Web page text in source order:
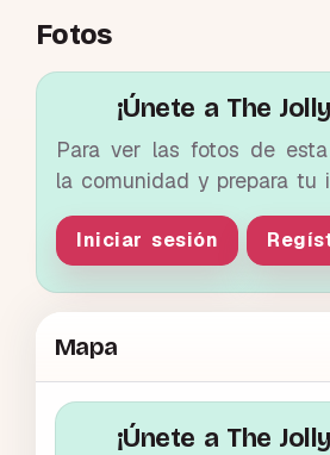
Fotos
¡Únete a The
Para ver las fotos de
la comunidad y prepara tu
Iniciar sesión
Mapa
¡Únete a The